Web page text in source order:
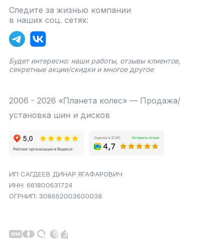
Следите за жизнью компании
в наших соц. сетях:
Будет интересно: наши работы, отзывы клиентов,
секретные акции/скидки и многое другое
2006 - 2026 «Планета колес» — Продажа/
установка шин и дисков
ИП САГДЕЕВ ДИНАР ЯГАФАРОВИЧ
ИНН: 661800631724
ОГРНИП: 308662003600038